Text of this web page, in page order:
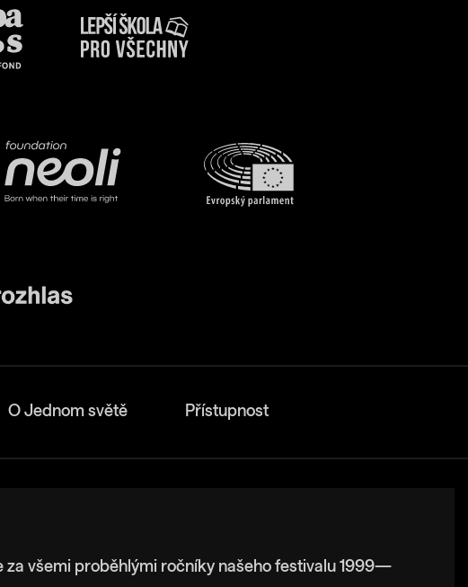
O Jednom světě Přístupnost
za všemi proběhlými ročníky našeho festivalu 1999—